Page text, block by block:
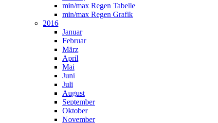
min/max Regen Tabelle
min/max Regen Grafik
2016
Januar
Februar
März
April
Mai
Juni
Juli
August
September
Oktober
November